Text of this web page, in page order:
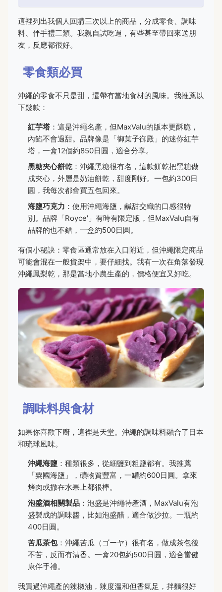
這裡列出我個人回購三次以上的商品，分成零食、調味
料、伴手禮三類。我親自試吃過，有些甚至帶回來送朋
友，反應都很好。
零食類必買
沖繩的零食不只是甜，還帶有當地食材的風味。我推薦以
下幾款：
紅芋塔 ：這是沖繩名產，但MaxValu的版本更酥脆，
內餡不會過甜。品牌像是「御菓子御殿」的迷你紅芋
塔，一盒12個約850日圓，適合分享。
黑糖夾心餅乾 ：沖繩黑糖很有名，這款餅乾把黑糖做
成夾心，外層是奶油餅乾，甜度剛好。一包約300日
圓，我每次都會買五包回來。
海鹽巧克力 ：使用沖繩海鹽，鹹甜交織的口感很特
別。品牌「Royce'」有時有限定版，但MaxValu自有
品牌的也不錯，一盒約500日圓。
有個小秘訣：零食區通常放在入口附近，但沖繩限定商品
可能會混在一般貨架中，要仔細找。我有一次在角落發現
沖繩鳳梨乾，那是當地小農生產的，價格便宜又好吃。
調味料與食材
如果你喜歡下廚，這裡是天堂。沖繩的調味料融合了日本
和琉球風味。
沖繩海鹽 ：種類很多，從細鹽到粗鹽都有。我推薦
「粟國海鹽」，礦物質豐富，一罐約600日圓。拿來
烤肉或撒在水果上都很棒。
泡盛酒相關製品 ：泡盛是沖繩特產酒，MaxValu有泡
盛製成的調味醬，比如泡盛醋，適合做沙拉。一瓶約
400日圓。
苦瓜茶包：沖繩苦瓜（ゴーヤ）很有名，做成茶包後
不苦，反而有清香。一盒20包約500日圓，適合當健
康伴手禮。
我買過沖繩產的辣椒油，辣度溫和但香氣足，拌麵很好